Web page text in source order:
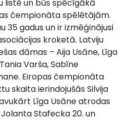
listē un būs spēcīgākā
čempionāta spēlētājām.
35 gadus un ir izmēģinājusi
kroketā. Latviju
dāmas – Aija Usāne, Līga
Varša, Sabīne
Eiropas čempionāta
skaita ierindojušās Silvija
Līga Usāne atrodas
Jolanta Stafecka 20. un